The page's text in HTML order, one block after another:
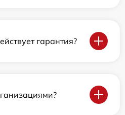
гарантия?